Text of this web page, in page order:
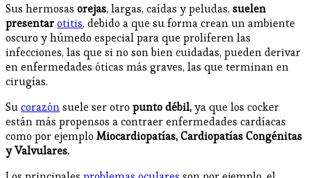
Sus hermosas orejas, largas, caídas y peludas, suelen
presentarotitis, debido a que su forma crean un ambiente
oscuro y húmedo especial para que proliferen las
infecciones, las que si no son bien cuidadas, pueden derivar
en enfermedades óticas más graves, las que terminan en
cirugías.
Sucorazónsuele ser otro punto débil,ya que los cocker
están más propensos a contraer enfermedades cardíacas
como por ejemplo Miocardiopatías, Cardiopatías Congénitas
y Valvulares.